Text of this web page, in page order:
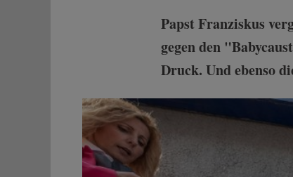
Papst Franziskus
gegen den
Druck. Und ebenso